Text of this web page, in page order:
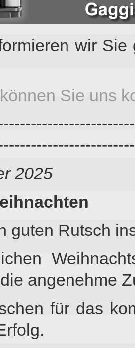
wir
Sie uns
2025
guten Rutsch
angenehme
für das